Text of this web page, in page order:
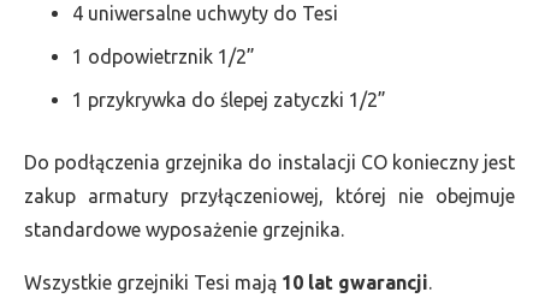
4 uniwersalne uchwyty do Tesi
1 odpowietrznik 1/2”
1 przykrywka do ślepej zatyczki 1/2”
Do podłączenia grzejnika do instalacji CO konieczny jest
zakup armatury przyłączeniowej, której nie obejmuje
standardowe wyposażenie grzejnika.
Wszystkie grzejniki Tesi mają 10 lat gwarancji.